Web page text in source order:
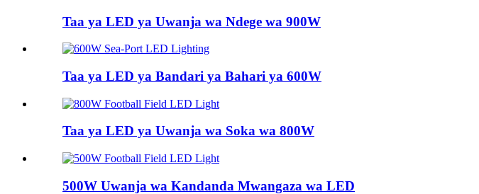
Taa ya LED ya Uwanja wa Ndege wa 900W
Taa ya LED ya Bandari ya Bahari ya 600W
Taa ya LED ya Uwanja wa Soka wa 800W
500W Uwanja wa Kandanda Mwangaza wa LED